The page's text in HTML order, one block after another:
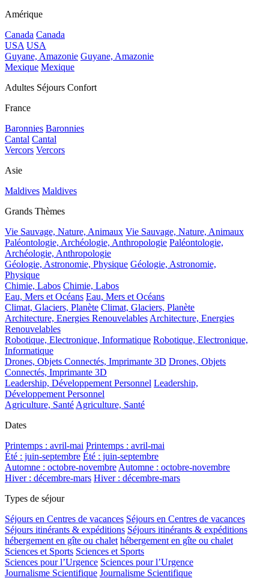
Amérique
Canada Canada
USA USA
Guyane, Amazonie Guyane, Amazonie
Mexique Mexique
Adultes Séjours Confort
France
Baronnies Baronnies
Cantal Cantal
Vercors Vercors
Asie
Maldives Maldives
Grands Thèmes
Vie Sauvage, Nature, Animaux Vie Sauvage, Nature, Animaux
Paléontologie, Archéologie, Anthropologie Paléontologie,
Archéologie, Anthropologie
Géologie, Astronomie, Physique Géologie, Astronomie,
Physique
Chimie, Labos Chimie, Labos
Eau, Mers et Océans Eau, Mers et Océans
Climat, Glaciers, Planète Climat, Glaciers, Planète
Architecture, Energies RenouvelablesArchitecture, Energies
Renouvelables
Robotique, Electronique, Informatique Robotique, Electronique,
Informatique
Drones, Objets Connectés, Imprimante 3D Drones, Objets
Connectés, Imprimante 3D
Leadership, Développement Personnel Leadership,
Développement Personnel
Agriculture, SantéAgriculture, Santé
Dates
Printemps : avril-mai Printemps : avril-mai
Été : juin-septembre Été : juin-septembre
Automne : octobre-novembreAutomne : octobre-novembre
Hiver : décembre-mars Hiver : décembre-mars
Types de séjour
Séjours en Centres de vacances Séjours en Centres de vacances
Séjours itinérants & expéditions Séjours itinérants & expéditions
hébergement en gîte ou chalet hébergement en gîte ou chalet
Sciences et Sports Sciences et Sports
Sciences pour l’Urgence Sciences pour l’Urgence
Journalisme Scientifique Journalisme Scientifique